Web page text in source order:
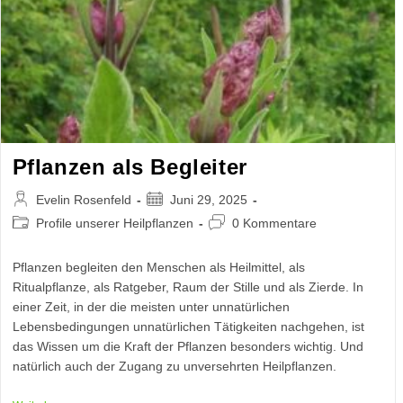
Pflanzen als Begleiter
Beitrags-
Autor:
Evelin Rosenfeld
Beitrag
veröffentlicht:
Juni 29, 2025
Beitrags-Profile unserer Heilpflanzen
Beitrags-0 Kommentare
Pflanzen begleiten den Menschen als Heilmittel, als
Ritualpflanze, als Ratgeber, Raum der Stille und als Zierde. In
einer Zeit, in der die meisten unter unnatürlichen
Lebensbedingungen unnatürlichen Tätigkeiten nachgehen, ist
das Wissen um die Kraft der Pflanzen besonders wichtig. Und
natürlich auch der Zugang zu unversehrten Heilpflanzen.